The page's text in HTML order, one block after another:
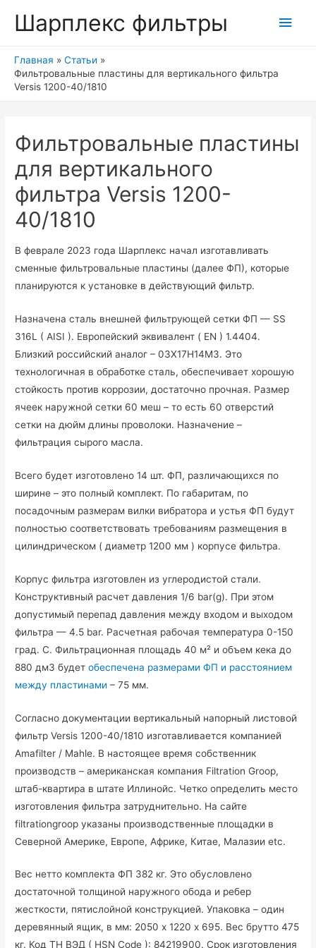
Шарплекс фильтры
Главная
Статьи
Фильтровальные пластины для вертикального фильтра
Versis 1200-40/1810
Фильтровальные пластины
для вертикального
фильтра Versis 1200-
40/1810
В феврале 2023 года Шарплекс начал изготавливать
сменные фильтровальные пластины (далее ФП), которые
планируются к установке в действующий фильтр.
Назначена сталь внешней фильтрующей сетки ФП — SS
316L ( AISI ). Европейский эквивалент ( EN ) 1.4404.
Близкий российский аналог – 03Х17Н14М3. Это
технологичная в обработке сталь, обеспечивает хорошую
стойкость против коррозии, достаточно прочная. Размер
ячеек наружной сетки 60 меш – то есть 60 отверстий
сетки на дюйм длины проволоки. Назначение –
фильтрация сырого масла.
Всего будет изготовлено 14 шт. ФП, различающихся по
ширине – это полный комплект. По габаритам, по
посадочным размерам вилки вибратора и устья ФП будут
полностью соответствовать требованиям размещения в
цилиндрическом ( диаметр 1200 мм ) корпусе фильтра.
Корпус фильтра изготовлен из углеродистой стали.
Конструктивный расчет давления 1/6 bar(g). При этом
допустимый перепад давления между входом и выходом
фильтра — 4.5 bar. Расчетная рабочая температура 0-150
град. С. Фильтрационная площадь 40 м² и объем кека до
880 дм3 будетобеспечена размерами ФП и расстоянием
между пластинами – 75 мм.
Согласно документации вертикальный напорный листовой
фильтр Versis 1200-40/1810 изготавливается компанией
Amafilter / Mahle. В настоящее время собственник
производств – американская компания Filtration Groop,
штаб-квартира в штате Иллинойс. Четко определить место
изготовления фильтра затруднительно. На сайте
filtrationgroop указаны производственные площадки в
Северной Америке, Европе, Африке, Китае, Малазии etc.
Вес нетто комплекта ФП 382 кг. Это обусловлено
достаточной толщиной наружного обода и ребер
жесткости, пятислойной конструкцией. Упаковка – один
деревянный ящик, в мм: 2050 х 1220 х 695. Вес брутто 475
кг. Код ТН ВЭД ( HSN Code ): 84219900. Срок изготовления